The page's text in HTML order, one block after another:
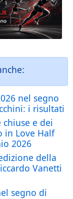
nel segno
i risultati
e dei
in Love Half
2026
della
Vanetti
segno di